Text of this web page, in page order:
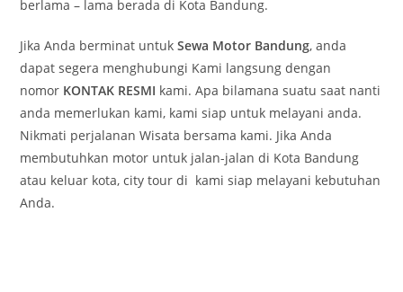
berlama – lama berada di Kota Bandung.
Jika Anda berminat untukSewa Motor Bandung, anda
dapat segera menghubungi Kami langsung dengan
nomor KONTAK RESMI kami. Apa bilamana suatu saat nanti
anda memerlukan kami, kami siap untuk melayani anda.
Nikmati perjalanan Wisata bersama kami. Jika Anda
membutuhkan motor untuk jalan-jalan di Kota Bandung
atau keluar kota, city tour di kami siap melayani kebutuhan
Anda.